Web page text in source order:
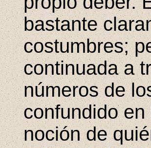
bastante
costumbres;
continuada a
números de
confundido
noción de